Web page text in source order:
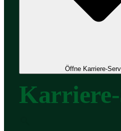
Öffne Karriere-
Karriere-